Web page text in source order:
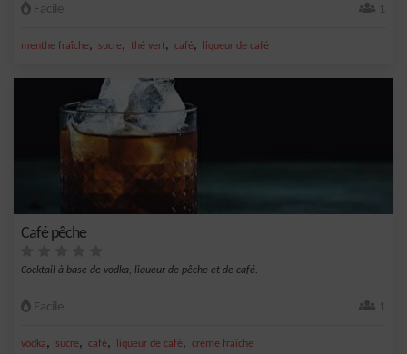
Facile 1
menthe fraîche, sucre, thé vert, café, liqueur de café
Café pêche
Cocktail à base de vodka, liqueur de pêche et de café.
Facile 1
vodka, sucre, café, liqueur de café, crème fraîche